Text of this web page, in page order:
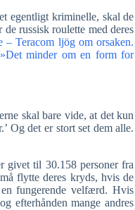
egentligt kriminelle, skal de
russisk roulette med deres
– Teracom ljög om orsaken.
minder om en form for
skal bare vide, at det kun
Og det er stort set dem alle.
givet til 30.158 personer fra
flytte deres kryds, hvis de
fungerende velfærd. Hvis
efterhånden mange andres